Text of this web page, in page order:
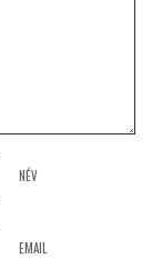
NÉV
EMAIL